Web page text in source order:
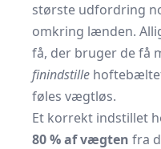
største udfordring
omkring lænden.
få, der bruger de få
finindstille
føles vægtløs.
Et korrekt indstillet
80 % af vægten fra